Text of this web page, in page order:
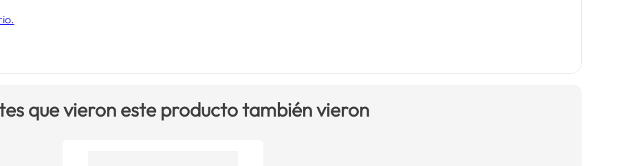
que vieron este producto también vieron